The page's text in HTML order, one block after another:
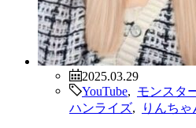
2025.03.29
YouTube
モンスタ
ハンライズ
りんちゃ